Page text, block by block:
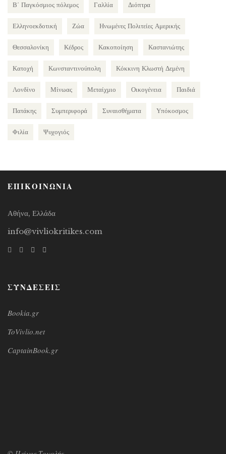
Β΄ Παγκόσμιος πόλεμος Γαλλία Διόπτρα
Ελληνοεκδοτική Ζώα Ηνωμένες Πολιτείες Αμερικής
Θεσσαλονίκη Κέδρος Κακοποίηση Καστανιώτης
Κατοχή Κωνσταντινούπολη Κόκκινη Κλωστή Δεμένη
Λονδίνο Μίνωας Μεταίχμιο Οικογένεια Παιδιά
Πατάκης Συμπεριφορά Συναισθήματα Υπόκοσμος
Φιλία Ψυχογιός
ΕΠΙΚΟΙΝΩΝΙΑ
Αθήνα, Ελλάδα
info@vivliokritikes.com
ΣΥΝΔΕΣΕΙΣ
Bookia.gr
ToVivlio.net
CaptainBook.gr